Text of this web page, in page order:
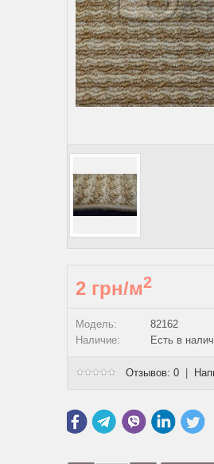
2 грн/м2
Модель:
82162
Наличие:
Есть в
Отзывов: 0